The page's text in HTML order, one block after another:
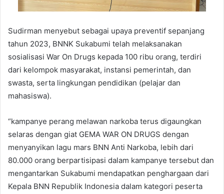
Sudirman menyebut sebagai upaya preventif sepanjang
tahun 2023, BNNK Sukabumi telah melaksanakan
sosialisasi War On Drugs kepada 100 ribu orang, terdiri
dari kelompok masyarakat, instansi pemerintah, dan
swasta, serta lingkungan pendidikan (pelajar dan
mahasiswa).
“kampanye perang melawan narkoba terus digaungkan
selaras dengan giat GEMA WAR ON DRUGS dengan
menyanyikan lagu mars BNN Anti Narkoba, lebih dari
80.000 orang berpartisipasi dalam kampanye tersebut dan
mengantarkan Sukabumi mendapatkan penghargaan dari
Kepala BNN Republik Indonesia dalam kategori peserta